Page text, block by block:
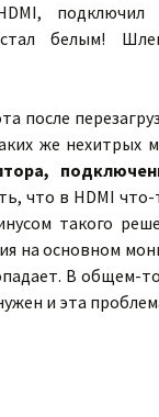
подключил
белым!
после
же нехитрых
что в HDMI
такого
на основном
В общем-
и эта